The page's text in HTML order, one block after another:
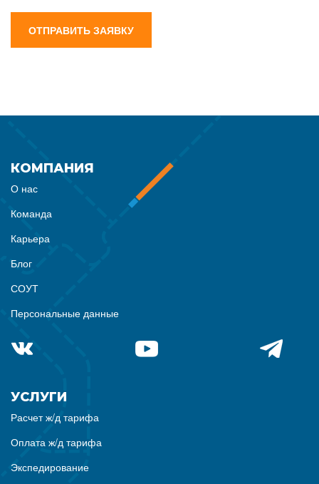
ОТПРАВИТЬ ЗАЯВКУ
КОМПАНИЯ
О нас
Команда
Карьера
Блог
СОУТ
Персональные данные
УСЛУГИ
Расчет ж/д тарифа
Оплата ж/д тарифа
Экспедирование